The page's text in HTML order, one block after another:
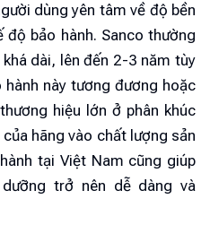
dùng yên tâm về độ bền
độ bảo hành. Sanco thường
dài, lên đến 2-3 năm tùy
này tương đương hoặc
hiệu lớn ở phân khúc
hãng vào chất lượng sản
tại Việt Nam cũng giúp
trở nên dễ dàng và